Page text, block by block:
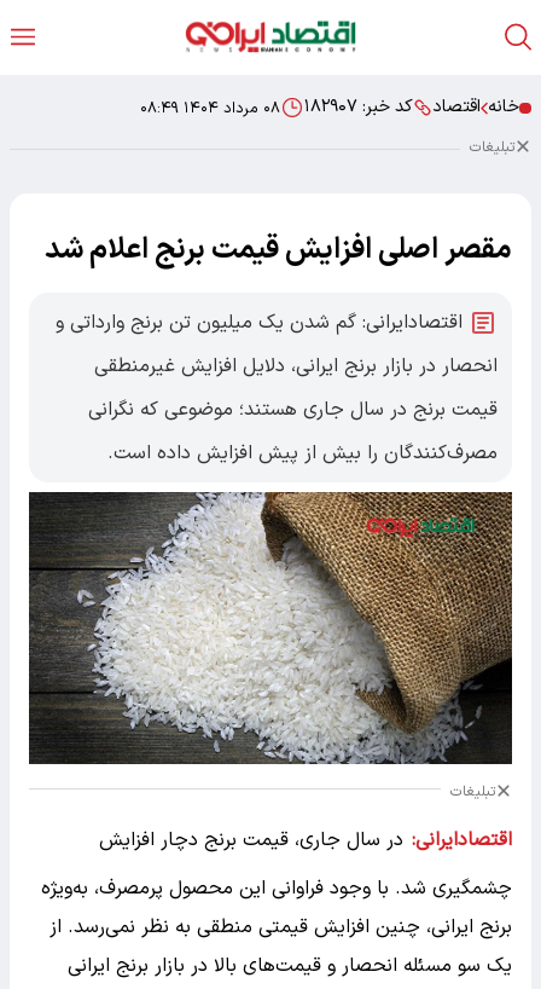
خانه اقتصاد کد خبر: ۱۸۲۹۰۷ ۰۸ مرداد ۱۴۰۴ ۰۸:۴۹
تبلیغات
مقصر اصلی افزایش قیمت برنج اعلام شد
اقتصادایرانی: گم شدن یک میلیون تن برنج وارداتی و
انحصار در بازار برنج ایرانی، دلایل افزایش غیرمنطقی
قیمت برنج در سال جاری هستند؛ موضوعی که نگرانی
مصرف‌کنندگان را بیش از پیش افزایش داده است.
تبلیغات
اقتصادایرانی: در سال جاری، قیمت برنج دچار افزایش
چشمگیری شد. با وجود فراوانی این محصول پرمصرف، به‌ویژه
برنج ایرانی، چنین افزایش قیمتی منطقی به نظر نمی‌رسد. از
یک سو مسئله انحصار و قیمت‌های بالا در بازار برنج ایرانی